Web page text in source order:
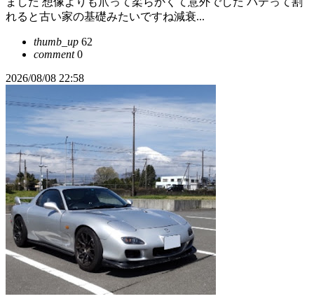
れると古い家の基礎みたいですね減衰...
thumb_up 62
comment0
2026/08/08 22:58